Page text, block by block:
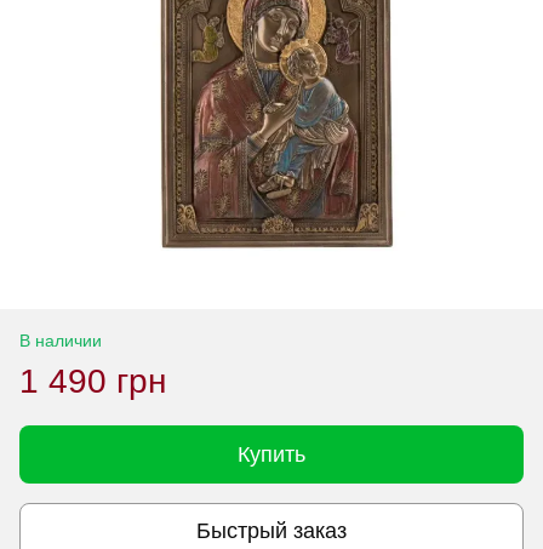
В наличии
1 490 грн
Купить
Быстрый заказ